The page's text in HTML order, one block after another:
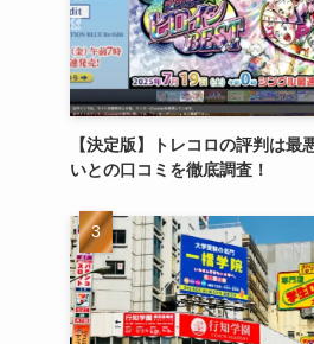
【決定版】トレコロの評判は最
いとの口コミを徹底調査！